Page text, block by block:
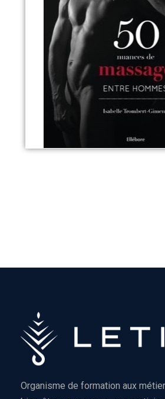
Organisme de formation aux